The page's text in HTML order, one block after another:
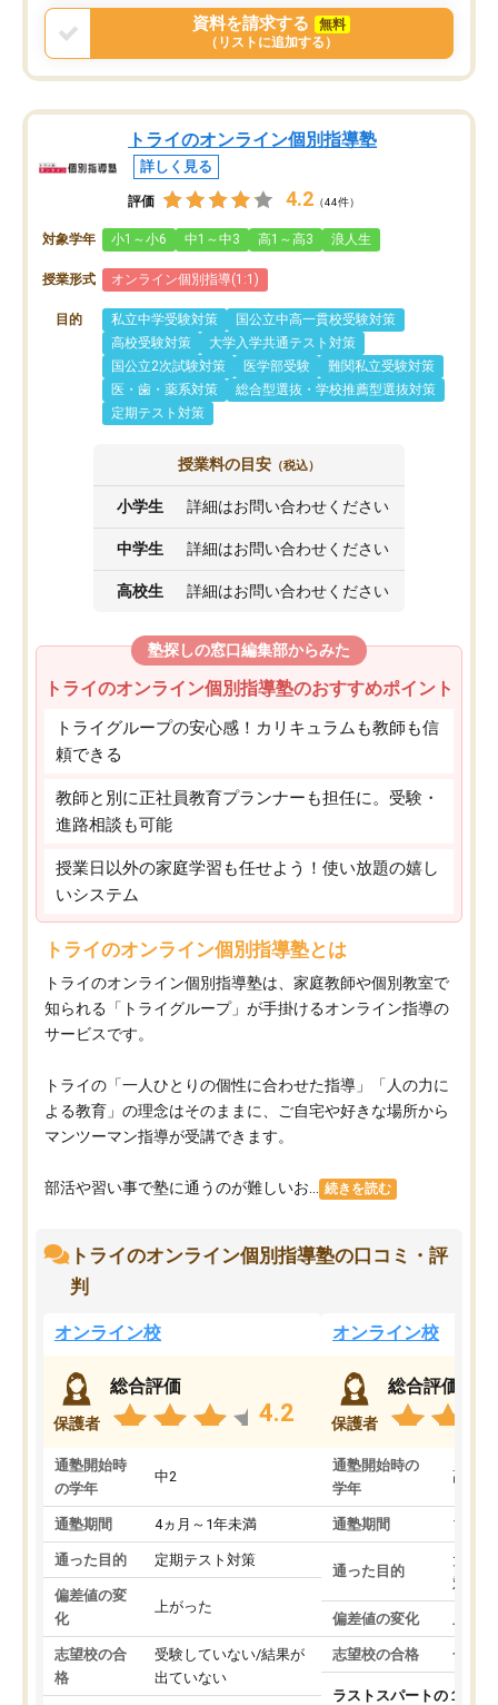
戻せ、授業内容や講師の方は良かった
と思います。
資料を請求する
無料
（リストに追加する）
トライのオンライン個別指導塾
詳しく見る
評価 4.2 （44件）
対象学年 小1～小6 中1～中3 高1～高3 浪人生
授業形式 オンライン個別指導(1:1)
目的 私立中学受験対策
国公立中高一貫校受験対策
高校受験対策
大学入学共通テスト対策
国公立2次試験対策
医学部受験
難関私立受験対策
医・歯・薬系対策
総合型選抜・学校推薦型選抜対策
定期テスト対策
授業料の目安 （税込）
小学生 詳細はお問い合わせください
中学生 詳細はお問い合わせください
高校生 詳細はお問い合わせください
塾探しの窓口編集部からみた
トライのオンライン個別指導塾のおすすめポイント
トライグループの安心感！カリキュラムも教師も信
頼できる
教師と別に正社員教育プランナーも担任に。受験・
進路相談も可能
授業日以外の家庭学習も任せよう！使い放題の嬉し
いシステム
トライのオンライン個別指導塾とは
トライのオンライン個別指導塾は、家庭教師や個別教室で
知られる「トライグループ」が手掛けるオンライン指導の
サービスです。
トライの「一人ひとりの個性に合わせた指導」「人の力に
よる教育」の理念はそのままに、ご自宅や好きな場所から
マンツーマン指導が受講できます。
部活や習い事で塾に通うのが難しいお... 続きを読む
トライのオンライン個別指導塾の口コミ・評
判
オンライン校
保護者
総合評価
4.2
通塾開始時
の学年
中2
通塾期間 4ヵ月～1年未満
通った目的 定期テスト対策
偏差値の変
化
上がった
志望校の合
格
受験していない/結果が
出ていない
オンライン校
保護者
総合評価
通塾開始時の
学年
高3
通塾期間 1～3
通った目的
大学
対策
偏差値の変化
志望校の合格 合格
ラストスパートの１か月